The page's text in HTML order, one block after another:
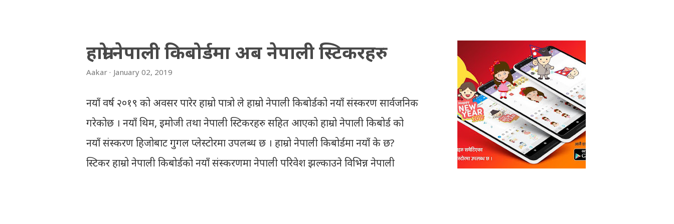
THT (symbol no. and birth date required). Download SLC Result
2066/2067 (2009-2010) : REGULAR: EXEMPTED: Distinction ---------------
First division First division Second Division Second Division Third
Division Third Division Withheld Withheld ...
हाम्रो नेपाली किबोर्डमा अब नेपाली स्टिकरहरु
Aakar January 02, 2019
नयाँ वर्ष २०१९ को अवसर पारेर हाम्रो पात्रो ले हाम्रो नेपाली किबोर्डको नयाँ संस्करण सार्वजनिक
गरेकोछ । नयाँ थिम, इमोजी तथा नेपाली स्टिकरहरु सहित आएको हाम्रो नेपाली किबोर्ड को
नयाँ संस्करण हिजोबाट गुगल प्लेस्टोरमा उपलब्ध छ । हाम्रो नेपाली किबोर्डमा नयाँ के छ?
स्टिकर हाम्रो नेपाली किबोर्डको नयाँ संस्करणमा नेपाली परिवेश झल्काउने विभिन्न नेपाली